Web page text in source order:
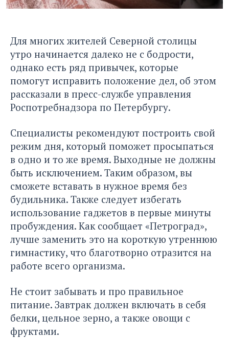
Для многих жителей Северной столицы
утро начинается далеко не с бодрости,
однако есть ряд привычек, которые
помогут исправить положение дел, об этом
рассказали в пресс-службе управления
Роспотребнадзора по Петербургу.
Специалисты рекомендуют построить свой
режим дня, который поможет просыпаться
в одно и то же время. Выходные не должны
быть исключением. Таким образом, вы
сможете вставать в нужное время без
будильника. Также следует избегать
использование гаджетов в первые минуты
пробуждения. Как сообщает «Петроград»,
лучше заменить это на короткую утреннюю
гимнастику, что благотворно отразится на
работе всего организма.
Не стоит забывать и про правильное
питание. Завтрак должен включать в себя
белки, цельное зерно, а также овощи с
фруктами.